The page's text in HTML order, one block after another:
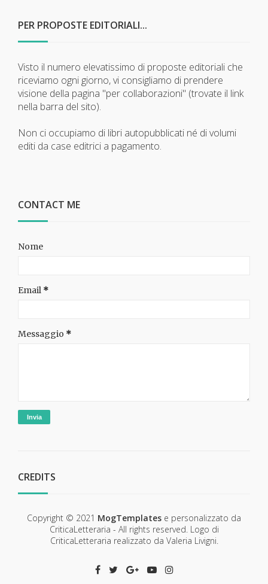
PER PROPOSTE EDITORIALI...
Visto il numero elevatissimo di proposte editoriali che
riceviamo ogni giorno, vi consigliamo di prendere
visione della pagina "per collaborazioni" (trovate il link
nella barra del sito).
Non ci occupiamo di libri autopubblicati né di volumi
editi da case editrici a pagamento.
CONTACT ME
Nome
Email *
Messaggio *
CREDITS
Copyright © 2021 MogTemplates e personalizzato da
CriticaLetteraria - All rights reserved. Logo di
CriticaLetteraria realizzato da Valeria Livigni.